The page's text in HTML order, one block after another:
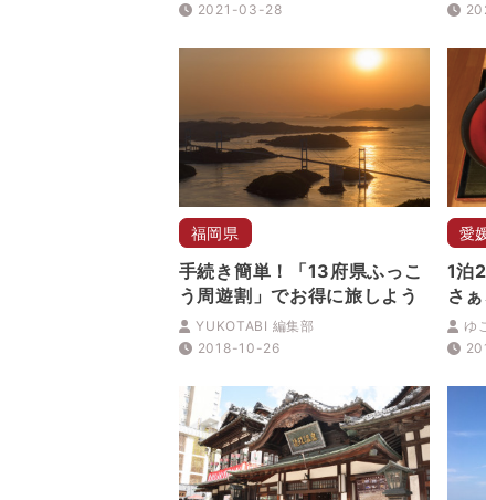
2021-03-28
福岡県
手続き簡単！「13府県ふっこ
う周遊割」でお得に旅しよう
YUKOTABI 編集部
2018-10-26
愛
1泊
さ
国
号】
ゆ